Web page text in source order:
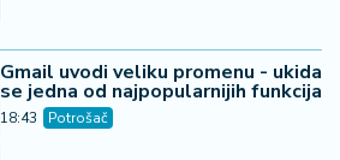
Gmail uvodi veliku promenu - ukida
se jedna od najpopularnijih funkcija
18:43 Potrošač